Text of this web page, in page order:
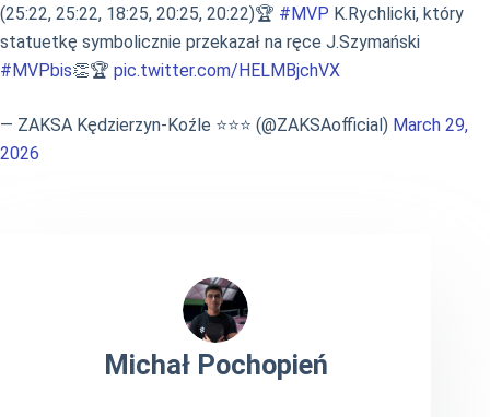
(25:22, 25:22, 18:25, 20:25, 20:22)🏆️ #MVP K.Rychlicki, który
statuetkę symbolicznie przekazał na ręce J.Szymański
#MVPbis👏🏆️ pic.twitter.com/HELMBjchVX
— ZAKSA Kędzierzyn-Koźle ⭐️⭐️⭐️ (@ZAKSAofficial) March 29,
2026
Michał Pochopień